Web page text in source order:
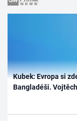
Kubek: Evropa si
Bangladéši.